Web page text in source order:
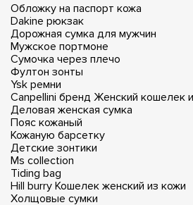
Обложку на паспорт кожа
Dakine рюкзак
Дорожная сумка для мужчин
Мужское портмоне
Сумочка через плечо
Фултон зонты
Ysk ремни
Canpellini бренд Женский кошелек
Деловая женская сумка
Пояс кожаный
Кожаную барсетку
Детские зонтики
Ms collection
Tiding bag
Hill burry Кошелек женский из кожи
Холщовые сумки